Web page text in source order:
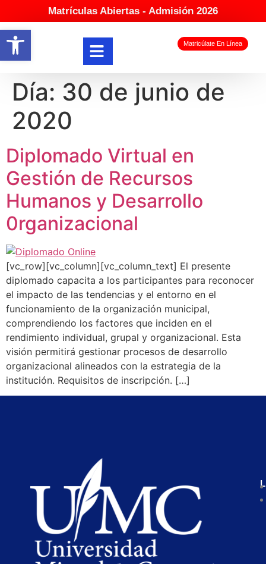
Abrir barra de herramientas
Matrículas Abiertas - Admisión 2026
Matricúlate En Línea
Día: 30 de junio de
2020
Diplomado Virtual en
Gestión de Recursos
Humanos y Desarrollo
0rganizacional
[vc_row][vc_column][vc_column_text] El presente
diplomado capacita a los participantes para reconocer
el impacto de las tendencias y el entorno en el
funcionamiento de la organización municipal,
comprendiendo los factores que inciden en el
rendimiento individual, grupal y organizacional. Esta
visión permitirá gestionar procesos de desarrollo
organizacional alineados con la estrategia de la
institución. Requisitos de inscripción. […]